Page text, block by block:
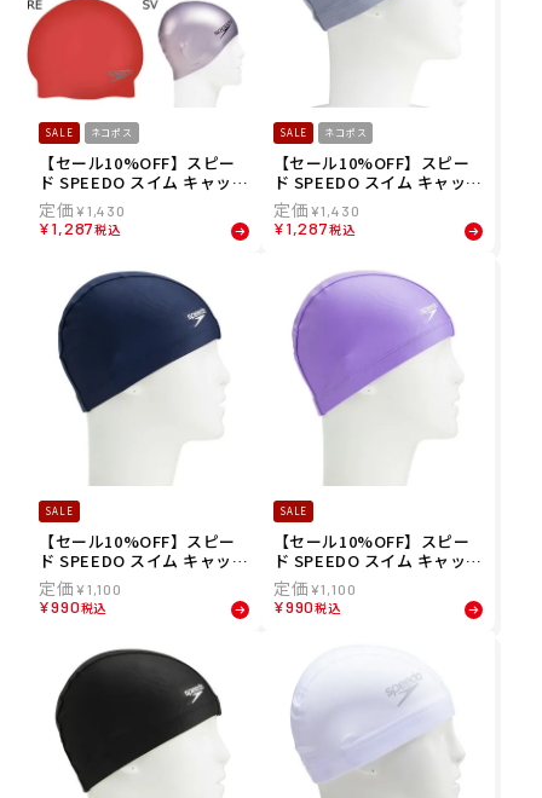
SALE ネコポス
【セール10%OFF】スピー
ド SPEEDO スイム キャップ
シリコーン キャップ SD93C
03 メンズ レディース ユニ
セックス
¥1,430
¥1,287税込
SALE ネコポス
【セール10%OFF】スピー
ド SPEEDO スイム キャップ
トリコット キャップ(ワイ
ド) Tricot Cap(Wide) SE1
2071-SV メンズ レディース
¥1,430
¥1,287税込
SALE
【セール10%OFF】スピー
ド SPEEDO スイム キャップ
トリコット キャップ Tricot
Cap SE12070-NB メンズ レ
ディース ユニセックス
¥1,100
¥990税込
SALE
【セール10%OFF】スピー
ド SPEEDO スイム キャップ
トリコット キャップ Tricot
Cap SE12070-LI メンズ レ
ディース ユニセックス
¥1,100
¥990税込